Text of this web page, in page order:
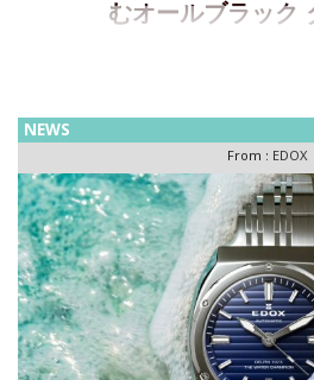
むオールブラック
「日本限定 ネプチュニアン グラ
を読むダイバーズ ― オールブラッ
ブラックの外装とノンデイト仕様
というダ
NEWS
From : EDOX